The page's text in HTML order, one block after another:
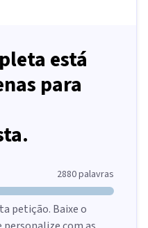
está
para
2880palavras
petição. Baixe o